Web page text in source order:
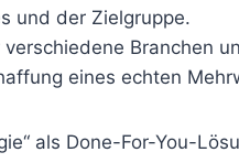
und der Zielgruppe.
Branchen
eines echten
als Done-For-You-